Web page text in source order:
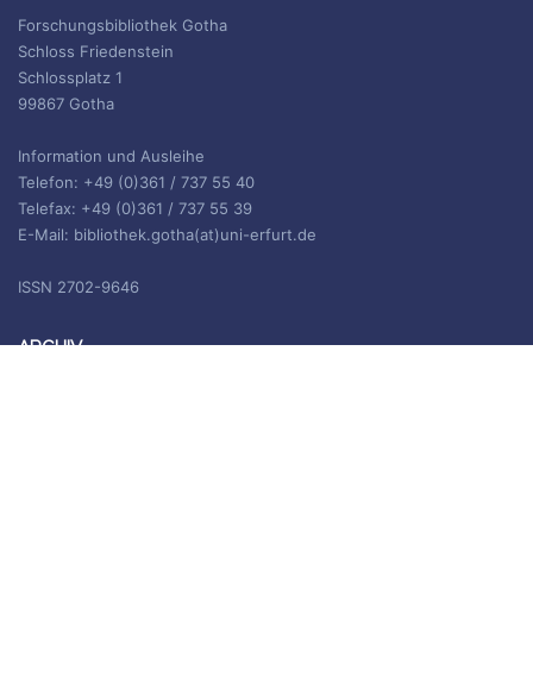
Forschungsbibliothek Gotha
Schloss Friedenstein
Schlossplatz 1
99867 Gotha
Information und Ausleihe
Telefon: +49 (0)361 / 737 55 40
Telefax: +49 (0)361 / 737 55 39
E-Mail: bibliothek.gotha(at)uni-erfurt.de
ISSN 2702-9646
ARCHIV